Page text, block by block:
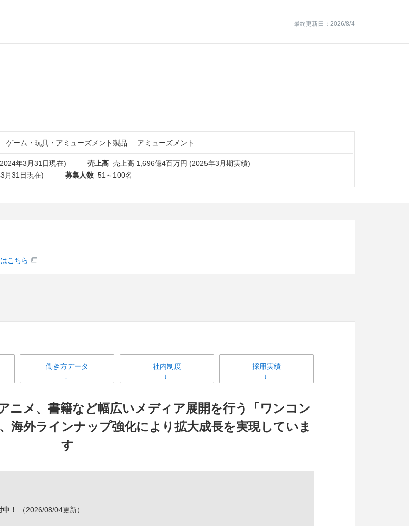
最終更新日：2026/8/4
ゲーム・玩具・アミューズメント製品 アミューズメント
年3月31日現在) 売上高 売上高 1,696億4百万円 (2025年3月期実績)
月31日現在) 募集人数 51～100名
こちら
働き方データ 社内制度 採用実績
ニメ、書籍など幅広いメディア展開を行う「ワンコン
海外ラインナップ強化により拡大成長を実現していま
す
！ （2026/08/04更新）